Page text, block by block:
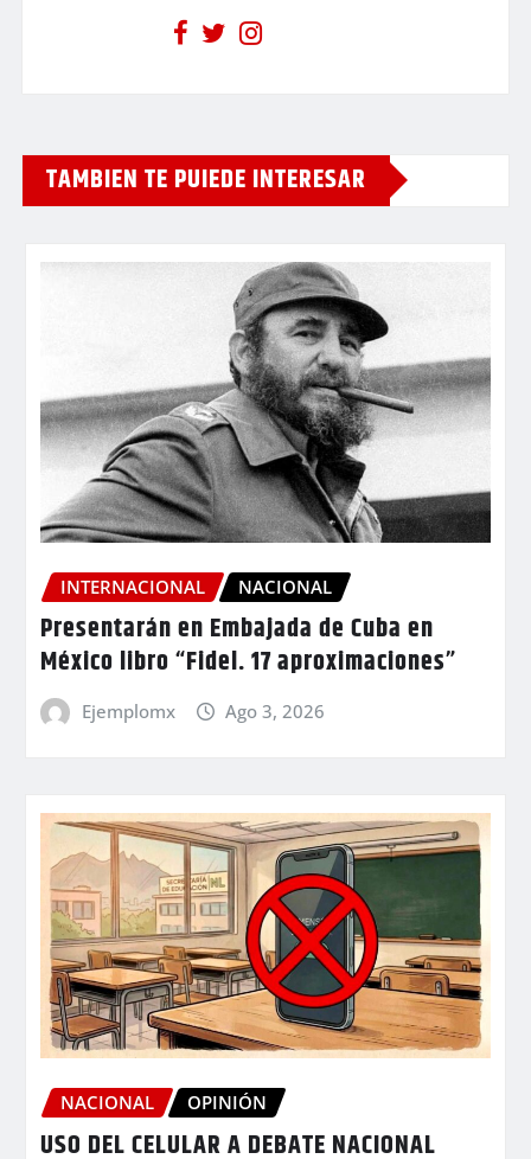
TAMBIEN TE PUIEDE INTERESAR
INTERNACIONAL NACIONAL
Presentarán en Embajada de Cuba en
México libro “Fidel. 17 aproximaciones”
Ejemplomx Ago 3, 2026
NACIONAL OPINIÓN
USO DEL CELULAR A DEBATE NACIONAL